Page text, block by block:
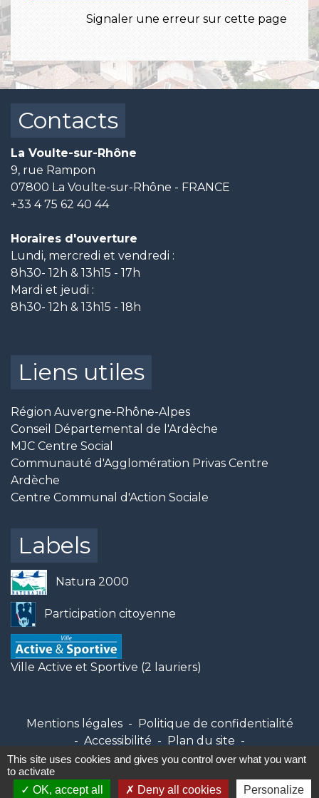
Signaler une erreur sur cette page
Contacts
La Voulte-sur-Rhône
9, rue Rampon
07800 La Voulte-sur-Rhône - FRANCE
+33 4 75 62 40 44
Horaires d'ouverture
Lundi, mercredi et vendredi :
8h30- 12h & 13h15 - 17h
Mardi et jeudi :
8h30- 12h & 13h15 - 18h
Liens utiles
Région Auvergne-Rhône-Alpes
Conseil Départemental de l'Ardèche
MJC Centre Social
Communauté d'Agglomération Privas Centre
Ardèche
Centre Communal d'Action Sociale
Labels
Natura 2000
Participation citoyenne
Ville Active et Sportive (2 lauriers)
Mentions légales - Politique de confidentialité
- Accessibilité - Plan du site -
Gestion des cookies
Site créé en partenariat avec Réseau des Communes
This site uses cookies and gives you control over what you want
to activate
OK, accept all
Deny all cookies Personalize